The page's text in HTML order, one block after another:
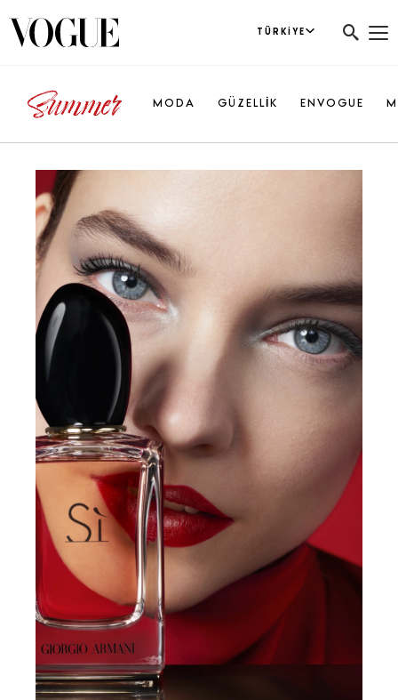
TÜRKIYE
MODA GÜZELLİK ENVOGUE